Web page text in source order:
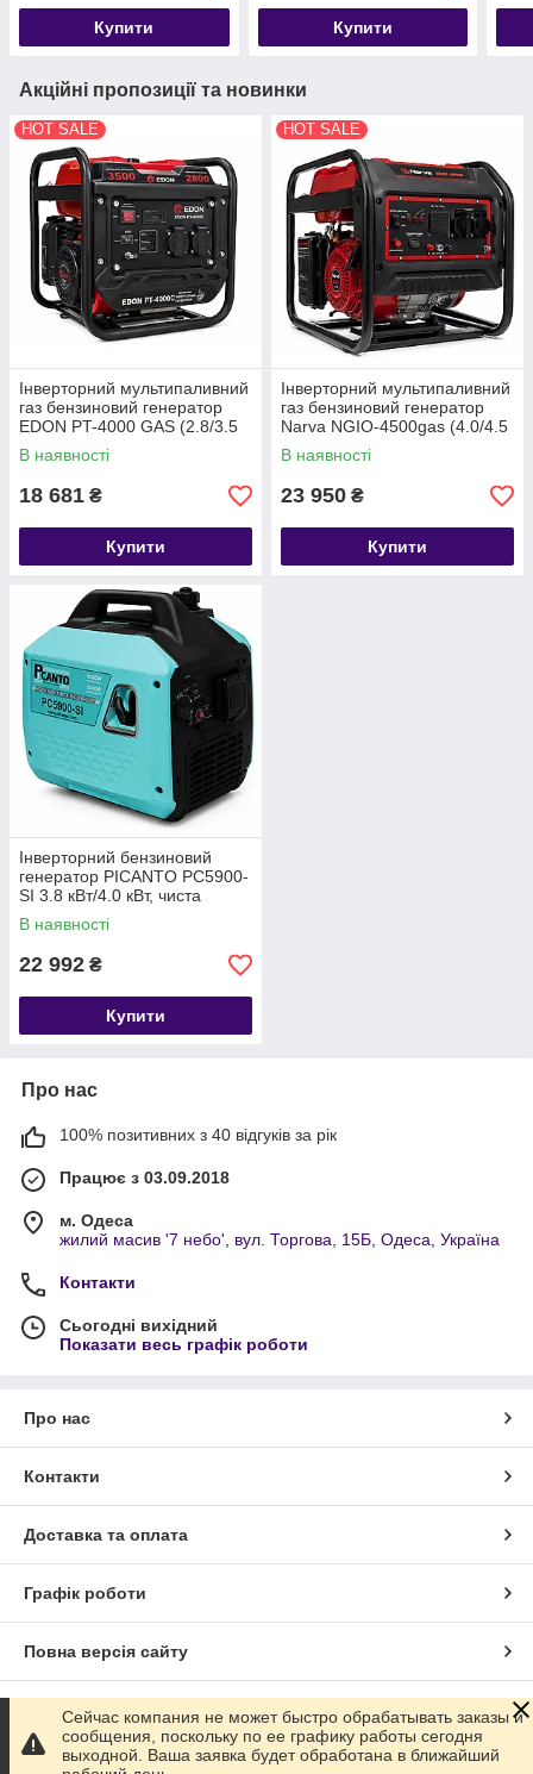
Купити Купити
Акційні пропозиції та новинки
HOT SALE
Інверторний мультипаливний
газ бензиновий генератор
EDON PT-4000 GAS (2.8/3.5
кВт) відкритого типу
В наявності
18 681 ₴
Купити
HOT SALE
Інверторний мультипаливний
газ бензиновий генератор
Narva NGIO-4500gas (4.0/4.5
кВт) відкритого типу
В наявності
23 950 ₴
Купити
Інверторний бензиновий
генератор PICANTO PC5900-
SI 3.8 кВт/4.0 кВт, чиста
синусоїда, тихий, економний
В наявності
22 992 ₴
Купити
Про нас
100% позитивних з 40 відгуків за рік
Працює з 03.09.2018
м. Одеса
жилий масив '7 небо', вул. Торгова, 15Б, Одеса, Україна
Контакти
Сьогодні вихідний
Показати весь графік роботи
Про нас
Контакти
Доставка та оплата
Графік роботи
Повна версія сайту
Сайт створено на маркетплейсі Prom.ua
Політика конфіденційності
Сейчас компания не может быстро обрабатывать заказы и
сообщения, поскольку по ее графику работы сегодня
выходной. Ваша заявка будет обработана в ближайший